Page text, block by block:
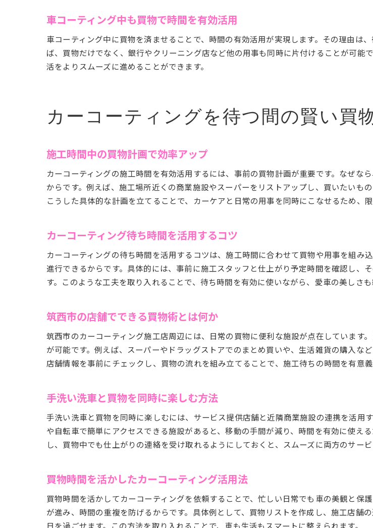
施工待ち時間の過ごし方と
筑西市で買物しながら時間
忙しい日常に合わせたカーケア
車コーティングの合間に日
筑西市で叶う時短カーケア
筑西市内で買物とカーケア
車コーティング中にできる
買物ついでに利用できる施
車コーティング中も買物で時間を有効活用
車コーティング中に買物を済ませることで、時間の有効活用が実現します。その理由は
ば、買物だけでなく、銀行やクリーニング店など他の用事も同時に片付けることが可能
活をよりスムーズに進めることができます。
カーコーティングを待つ間の賢い買
施工時間中の買物計画で効率アップ
カーコーティングの施工時間を有効活用するには、事前の買物計画が重要です。なぜな
からです。例えば、施工場所近くの商業施設やスーパーをリストアップし、買いたいも
こうした具体的な計画を立てることで、カーケアと日常の用事を同時にこなせるため、
カーコーティング待ち時間を活用するコツ
カーコーティングの待ち時間を活用するコツは、施工時間に合わせて買物や用事を組み
進行できるからです。具体的には、事前に施工スタッフと仕上がり予定時間を確認し、
す。このような工夫を取り入れることで、待ち時間を有効に使いながら、愛車の美しさも
筑西市の店舗でできる買物術とは何か
筑西市のカーコーティング施工店周辺には、日常の買物に便利な施設が点在しています
が可能です。例えば、スーパーやドラッグストアでのまとめ買いや、生活雑貨の購入な
店舗情報を事前にチェックし、買物の流れを組み立てることで、施工待ちの時間を有意義
手洗い洗車と買物を同時に楽しむ方法
手洗い洗車と買物を同時に楽しむには、サービス提供店舗と近隣商業施設の連携を活用
や自転車で簡単にアクセスできる施設があると、移動の手間が減り、時間を有効に使え
し、買物中でも仕上がりの連絡を受け取れるようにしておくと、スムーズに両方のサービ
買物時間を活かしたカーコーティング活用法
買物時間を活かしてカーコーティングを依頼することで、忙しい日常でも車の美観と保
が進み、時間の重複を防げるからです。具体例として、買物リストを作成し、施工店舗
日を過ごせます。この方法を取り入れることで、車も生活もスマートに整えられます。